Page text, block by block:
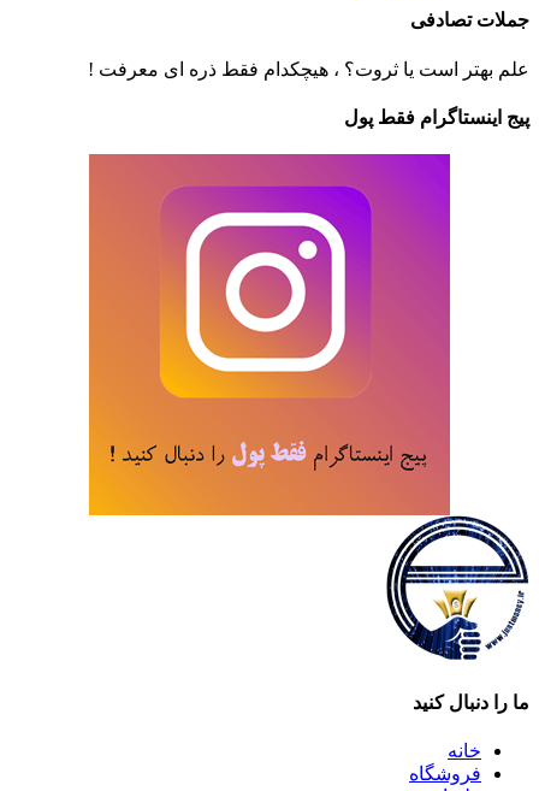
جملات تصادفی
علم بهتر است یا ثروت؟ ، هیچکدام فقط ذره ای معرفت !
پیج اینستاگرام فقط پول
ما را دنبال کنید
خانه
فروشگاه